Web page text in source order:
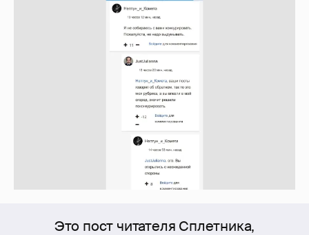
Это пост читателя Сплетника,